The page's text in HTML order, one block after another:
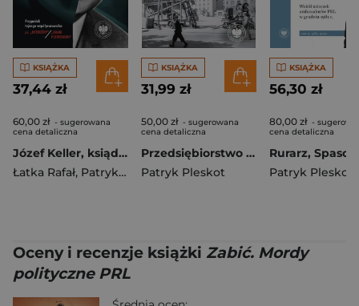
KSIĄŻKA
37,44 zł
60,00 zł - sugerowana
cena detaliczna
Józef Keller, ksiądz, profesor, donosiciel, apostata, marksistowski religioznawca. Przypadek tajnego współpracownika ps. „Ostrożny” / „Adam Piotrowski”
Łatka Rafał, Patryk Pleskot
KSIĄŻKA
31,99 zł
50,00 zł - sugerowana
cena detaliczna
Przedsiębiorstwo MBP. Wybrane aspekty pozaoperacyjnej działalności Ministerstwa Bezpieczeństwa Publicznego w przestrzeni
Patryk Pleskot
KSIĄŻKA
56,30 zł
80,00 zł -
cena detaliczna
Patryk Pleskot
Oceny i recenzje książki Zabić. Mordy
polityczne PRL